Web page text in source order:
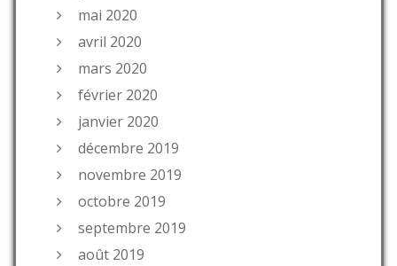
mai 2020
avril 2020
mars 2020
février 2020
janvier 2020
décembre 2019
novembre 2019
octobre 2019
septembre 2019
août 2019